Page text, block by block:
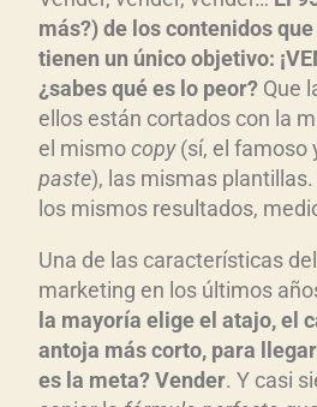
más?) de los contenidos
tienen un único objetivo:
¿sabes qué es lo peor? Que
ellos están cortados con la
el mismocopy(sí, el famoso
paste), las mismas plantillas.
los mismos resultados,
Una de las características
marketing en los últimos
la mayoría elige el atajo, el
antoja más corto, para
es la meta? Vender. Y casi